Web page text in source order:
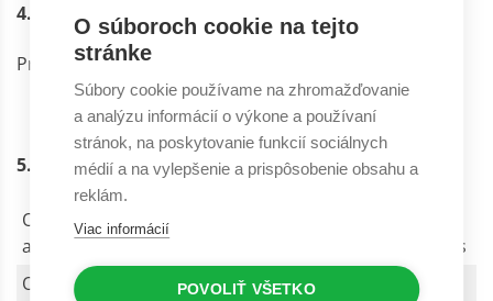
4. Príplatok za platbu na dobierku
Pri platbe na dobierku účtujeme poplatok 4,90
5. Príplatok za odvoz starého nábytku a matracov
Odvoz starého matraca (matrac šírky 140 cm
a viac sa počíta za 2 ks)
€/1 ks
Odvoz starého nočného stolíka
19,90
O súboroch cookie na tejto
stránke
Súbory cookie používame na zhromažďovanie
a analýzu informácií o výkone a používaní
stránok, na poskytovanie funkcií sociálnych
médií a na vylepšenie a prispôsobenie obsahu a
reklám.
Viac informácií
POVOLIŤ VŠETKO